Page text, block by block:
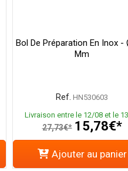
Bol De Préparation En Inox -
Mm
Ref. HN530603
Livraison entre le 12/08 et le
27,73€* 15,78€*
Ajouter au panier